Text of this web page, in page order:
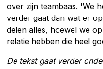
over zijn teambaas. 'We
verder gaat dan wat er
delen alles, hoewel we
relatie hebben die heel
De tekst gaat verder